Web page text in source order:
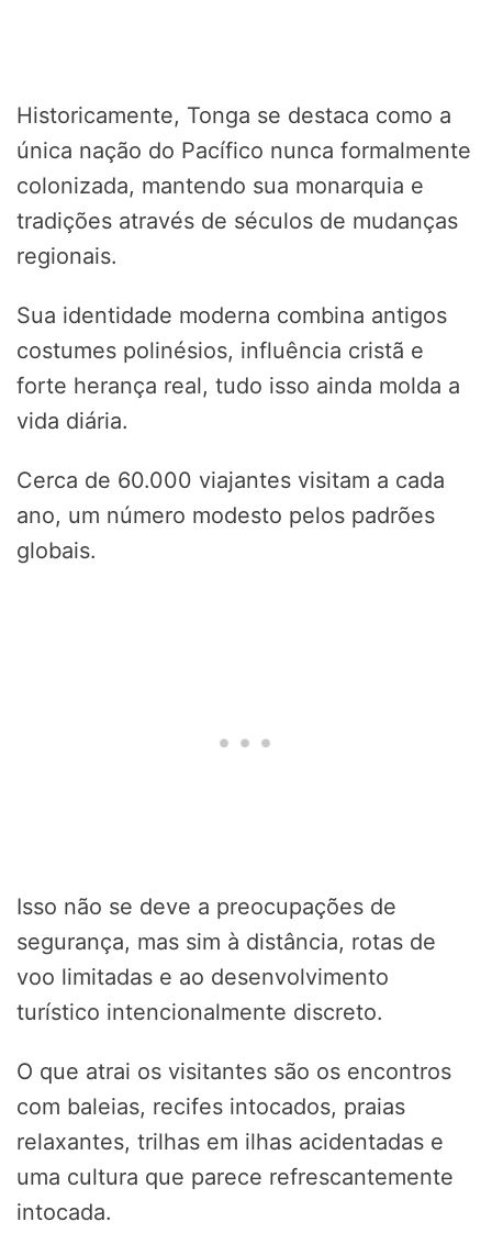
Historicamente, Tonga se destaca como a
única nação do Pacífico nunca formalmente
colonizada, mantendo sua monarquia e
tradições através de séculos de mudanças
regionais.
Sua identidade moderna combina antigos
costumes polinésios, influência cristã e
forte herança real, tudo isso ainda molda a
vida diária.
Cerca de 60.000 viajantes visitam a cada
ano, um número modesto pelos padrões
globais.
Isso não se deve a preocupações de
segurança, mas sim à distância, rotas de
voo limitadas e ao desenvolvimento
turístico intencionalmente discreto.
O que atrai os visitantes são os encontros
com baleias, recifes intocados, praias
relaxantes, trilhas em ilhas acidentadas e
uma cultura que parece refrescantemente
intocada.